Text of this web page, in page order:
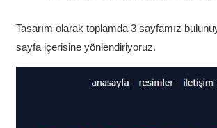
Tasarım olarak toplamda 3 sayfamız
sayfa içerisine yönlendiriyoruz.